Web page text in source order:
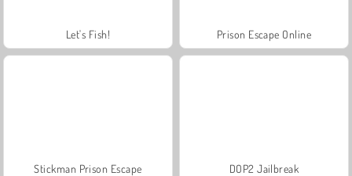
Let's Fish! Prison Escape Online
Stickman Prison Escape DOP2 Jailbreak